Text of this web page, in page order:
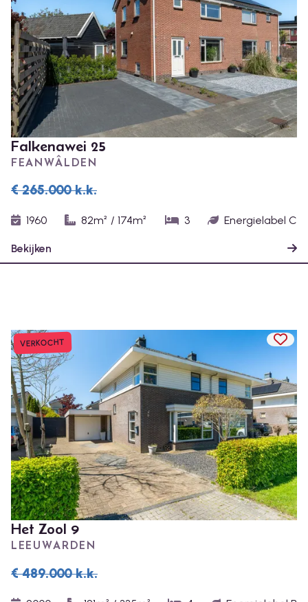
Falkenawei 25
FEANWÂLDEN
€ 265.000k.k.
1960 82m² / 174m² 3 Energielabel C
Bekijken
VERKOCHT
Het Zool 9
LEEUWARDEN
€ 489.000k.k.